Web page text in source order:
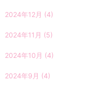
2024年12月 (4)
2024年11月 (5)
2024年10月 (4)
2024年9月 (4)